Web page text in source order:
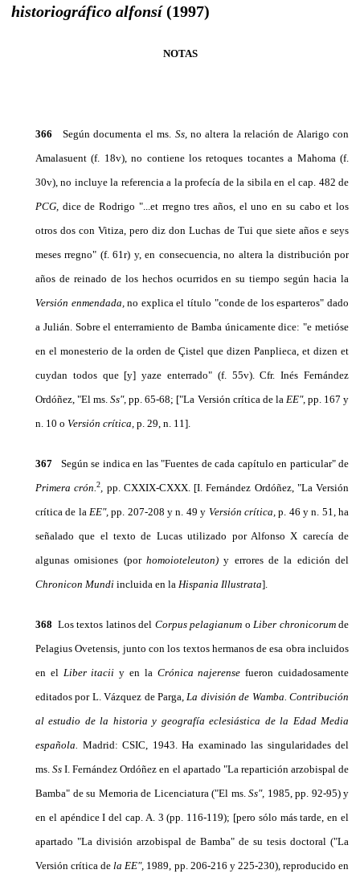
historiográfico alfonsí(1997)
NOTAS
366 Según documenta el ms. Ss, no altera la relación de Alarigo con
Amalasuent (f. 18v), no contiene los retoques tocantes a Mahoma (f.
30v), no incluye la referencia a la profecía de la sibila en el cap. 482 de
PCG, dice de Rodrigo "...et rregno tres años, el uno en su cabo et los
otros dos con Vitiza, pero diz don Luchas de Tui que siete años e seys
meses rregno" (f. 61r) y, en consecuencia, no altera la distribución por
años de reinado de los hechos ocurridos en su tiempo según hacia la
Versión enmendada,no explica el tí­tulo "conde de los esparteros" dado
a Julián. Sobre el enterramiento de Bamba únicamente dice: "e me­tióse
en el monesterio de la orden de Çistel que dizen Panplieca, et dizen et
cuydan todos que [y] yaze enterrado" (f. 55v). Cfr. Inés Fernández
Ordóñez, "El ms.Ss",pp. 65-68; ["La Versión crítica de la EE", pp. 167 y
n. 10 o Versión crítica, p. 29, n. 11].
367 Según se indica en las "Fuentes de cada capítulo en particular" de
Primera crón.2
pp. CXXIX-CXXX. [I. Fernández Ordóñez, "La Versión
crítica de la EE",pp. 207-208 y n. 49 y Versión crítica,p. 46 y n. 51, ha
señalado que el texto de Lucas utilizado por Alfonso X carecía de
algunas omisiones (por homoioteleuton)y errores de la edición del
Chronicon Mundi incluida en la Hispania Illustrata].
368 Los textos latinos del Corpus pelagianum o Liber chronicorumde
Pelagius Ovetensis, junto con los textos hermanos de esa obra incluidos
en el Liber itaciiy en la Crónica najerensefueron cuidadosamen­te
editados por L. Vázquez de Parga, La división de Wamba. Contribución
al estudio de la historia y geo­grafía eclesiástica de la Edad Media
española. Madrid: CSIC, 1943. Ha examinado las singularidades del
ms.SsI. Fernández Ordóñez en el apartado "La repartición arzobispal de
Bamba" de su Memoria de Li­cenciatura ("El ms. Ss", 1985, pp. 92-95) y
en el apéndice I del cap. A. 3 (pp. 116-119); [pero sólo más tarde, en el
apartado "La división arzobispal de Bamba" de su tesis doctoral ("La
Versión crítica de la EE", 1989, pp. 206-216 y 225-230), reproducido en